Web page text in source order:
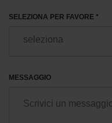
SELEZIONA PER FAVORE *
MESSAGGIO